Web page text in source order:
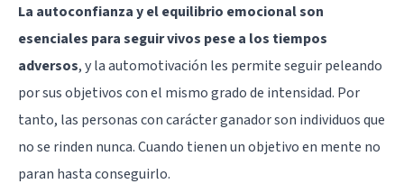
La autoconfianza y el equilibrio emocional son
esenciales para seguir vivos pese a los tiempos
adversos, y la automotivación les permite seguir peleando
por sus objetivos con el mismo grado de intensidad. Por
tanto, las personas con carácter ganador son individuos que
no se rinden nunca. Cuando tienen un objetivo en mente no
paran hasta conseguirlo.